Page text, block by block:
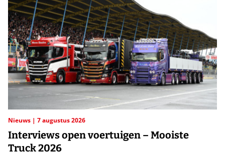
Nieuws 7 augustus 2026
Interviews open voertuigen – Mooiste
Truck 2026